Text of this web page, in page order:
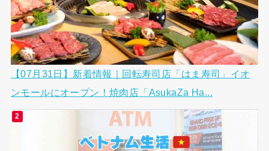
【07月31日】新着情報｜回転寿司店「はま寿司」イオ
ンモールにオープン！焼肉店「AsukaZa Ha...